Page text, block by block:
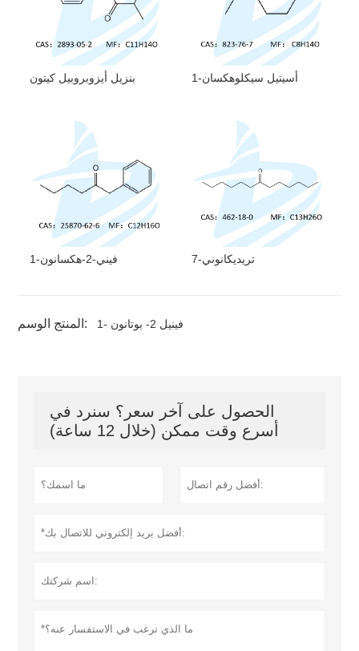
بنزيل أيزوبروبيل كيتون 1-أسيتيل سيكلوهكسان
1-فيني-2-هكسانون 7-تريديكانوني
المنتج الوسم: 1- فينيل 2- بوتانون
الحصول على آخر سعر؟ سنرد في
أسرع وقت ممكن (خلال 12 ساعة)